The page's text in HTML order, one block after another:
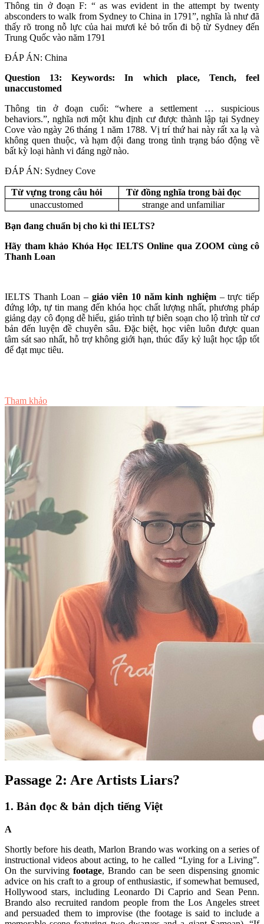
Thông tin ở đoạn F: “ as was evident in the attempt by twenty
absconders to walk from Sydney to China in 1791”, nghĩa là như đã
thấy rõ trong nỗ lực của hai mươi kẻ bỏ trốn đi bộ từ Sydney đến
Trung Quốc vào năm 1791
ĐÁP ÁN: China
Question 13: Keywords: In which place, Tench, feel
unaccustomed
Thông tin ở đoạn cuối: “where a settlement … suspicious
behaviors.”, nghĩa nơi một khu định cư được thành lập tại Sydney
Cove vào ngày 26 tháng 1 năm 1788. Vị trí thứ hai này rất xa lạ và
không quen thuộc, và hạm đội đang trong tình trạng báo động về
bất kỳ loại hành vi đáng ngờ nào.
ĐÁP ÁN: Sydney Cove
Từ vựng trong câu hỏi
Từ đồng nghĩa trong bài đọc
unaccustomed
strange and unfamiliar
Bạn đang chuẩn bị cho kì thi IELTS?
Hãy tham khảo Khóa Học IELTS Online qua ZOOM cùng cô
Thanh Loan
IELTS Thanh Loan – giáo viên 10 năm kinh nghiệm – trực tiếp
đứng lớp, tự tin mang đến khóa học chất lượng nhất, phương pháp
giảng dạy cô đọng dễ hiểu, giáo trình tự biên soạn cho lộ trình từ cơ
bản đến luyện đề chuyên sâu. Đặc biệt, học viên luôn được quan
tâm sát sao nhất, hỗ trợ không giới hạn, thúc đẩy kỷ luật học tập tốt
để đạt mục tiêu.
Tham khảo
Passage 2: Are Artists Liars?
1. Bản đọc & bản dịch tiếng Việt
A
Shortly before his death, Marlon Brando was working on a series of
instructional videos about acting, to he called “Lying for a Living”.
On the survivingfootage, Brando can be seen dispensing gnomic
advice on his craft to a group of enthusiastic, if somewhat bemused,
Hollywood stars, including Leonardo Di Caprio and Sean Penn.
Brando also recruited random people from the Los Angeles street
and persuaded them to improvise (the footage is said to include a